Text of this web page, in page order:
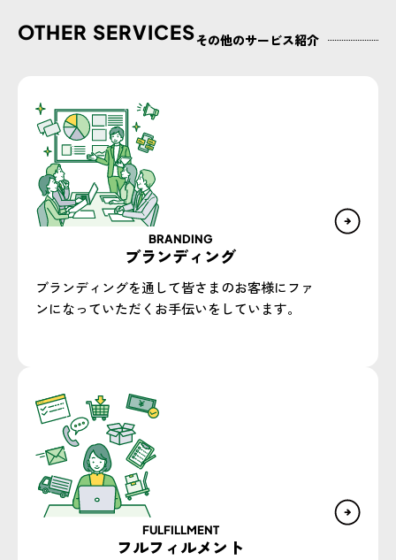
OTHER SERVICESその他のサービス紹介
BRANDING
ブランディング
ブランディングを通して皆さまのお客様にファ
ンになっていただくお手伝いをしています。
FULFILLMENT
フルフィルメント